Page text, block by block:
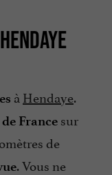
à Hendaye.
France sur
de
. Vous ne